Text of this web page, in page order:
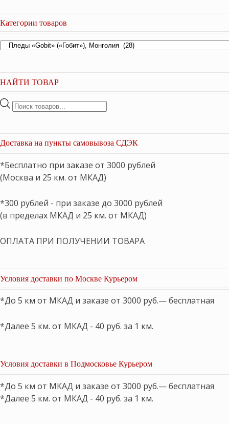
Категории товаров
НАЙТИ ТОВАР
Поиск
Доставка на пункты самовывоза СДЭК
*Бесплатно при заказе от 3000 рублей
(Москва и 25 км. от МКАД)
*300 рублей - при заказе до 3000 рублей
(в пределах МКАД и 25 км. от МКАД)
ОПЛАТА ПРИ ПОЛУЧЕНИИ ТОВАРА
Условия доставки по Москве Курьером
*До 5 км от МКАД и заказе от 3000 руб.— бесплатная
*Далее 5 км. от МКАД - 40 руб. за 1 км.
Условия доставки в Подмосковье Курьером
*До 5 км от МКАД и заказе от 3000 руб.— бесплатная
*Далее 5 км. от МКАД - 40 руб. за 1 км.